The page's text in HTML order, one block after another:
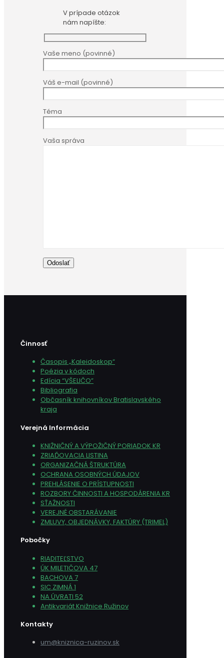
V prípade otázok
nám napíšte:
Vaše meno (povinné)
Váš e-mail (povinné)
Téma
Vaša správa
Činnosť
Časopis „Kaleidoskop“
Poézia v kódoch
Edícia “VŠELIČO”
Bibliografia
Občasník knihovníkov Bratislavského
kraja
Verejná Informácia
KNIŽNIČNÝ A VÝPOŽIČNÝ PORIADOK KR
ZRIAĎOVACIA LISTINA
ORGANIZAČNÁ ŠTRUKTÚRA
OCHRANA OSOBNÝCH ÚDAJOV
PREHLÁSENIE O PRÍSTUPNOSTI
ROZBORY ČINNOSTI A HOSPODÁRENIA KR
SŤAŽNOSTI
VEREJNÉ OBSTARÁVANIE
ZMLUVY, OBJEDNÁVKY, FAKTÚRY (TRIMEL)
Pobočky
RIADITEĽSTVO
ÚK MILETIČOVA 47
BACHOVA 7
SIC ZIMNÁ 1
NA ÚVRATI 52
Antikvariát Knižnice Ružinov
Kontakty
um@kniznica-ruzinov.sk